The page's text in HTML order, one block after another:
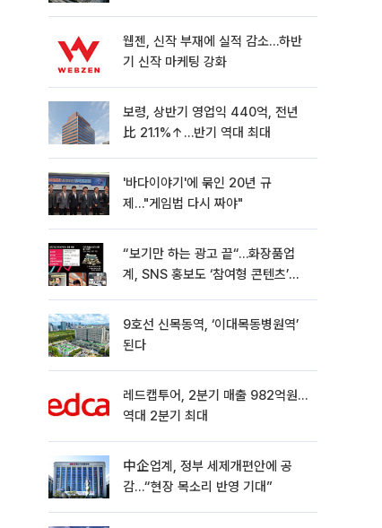
웹젠, 신작 부재에 실적 감소…하반
기 신작 마케팅 강화
보령, 상반기 영업익 440억, 전년
比 21.1%↑…반기 역대 최대
'바다이야기'에 묶인 20년 규
제…"게임법 다시 짜야"
“보기만 하는 광고 끝“…화장품업
계, SNS 홍보도 ‘참여형 콘텐츠’로
9호선 신목동역, ‘이대목동병원역’
된다
레드캡투어, 2분기 매출 982억원…
역대 2분기 최대
中企업계, 정부 세제개편안에 공
감…“현장 목소리 반영 기대”